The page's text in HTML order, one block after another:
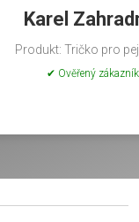
Karel
Produkt: Tričko pro
✔ Ověřený zákazník